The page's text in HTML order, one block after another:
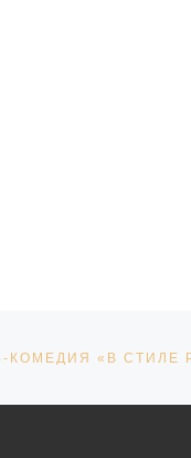
КОМЕДИЯ «В СТИЛЕ